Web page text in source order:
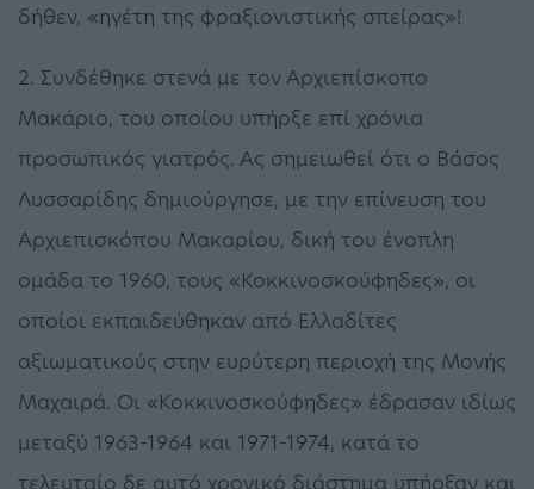
δήθεν, «ηγέτη της φραξιονιστικής σπείρας»!
2. Συνδέθηκε στενά με τον Αρχιεπίσκοπο
Μακάριο, του οποίου υπήρξε επί χρόνια
προσωπικός γιατρός. Ας σημειωθεί ότι ο Βάσος
Λυσσαρίδης δημιούργησε, με την επίνευση του
Αρχιεπισκόπου Μακαρίου, δική του ένοπλη
ομάδα το 1960, τους «Κοκκινοσκούφηδες», οι
οποίοι εκπαιδεύθηκαν από Ελλαδίτες
αξιωματικούς στην ευρύτερη περιοχή της Μονής
Μαχαιρά. Οι «Κοκκινοσκούφηδες» έδρασαν ιδίως
μεταξύ 1963-1964 και 1971-1974, κατά το
τελευταίο δε αυτό χρονικό διάστημα υπήρξαν και